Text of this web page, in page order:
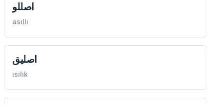
اصللو
asıllı
اصليق
ısılık